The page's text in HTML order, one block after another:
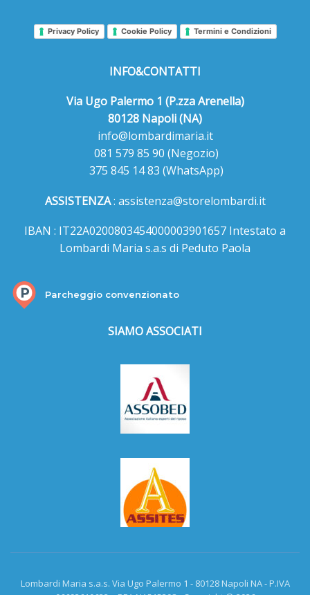
Privacy Policy Cookie Policy Termini e Condizioni
INFO&CONTATTI
Via Ugo Palermo 1 (P.zza Arenella)
80128 Napoli (NA)
info@lombardimaria.it
081 579 85 90 (Negozio)
375 845 14 83 (WhatsApp)
ASSISTENZA: assistenza@storelombardi.it
IBAN : IT22A0200803454000003901657 Intestato a
Lombardi Maria s.a.s di Peduto Paola
Parcheggio convenzionato
SIAMO ASSOCIATI
Lombardi Maria s.a.s. Via Ugo Palermo 1 - 80128 Napoli NA - P.IVA